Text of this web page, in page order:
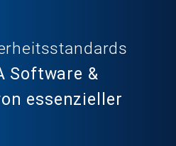
Software &
essenzieller